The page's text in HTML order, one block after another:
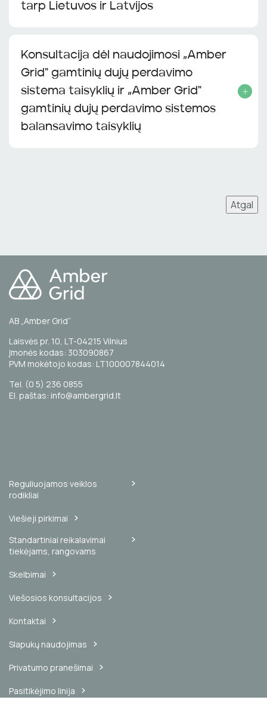
tarp Lietuvos ir Latvijos
Konsultacija dėl naudojimosi „Amber
Grid" gamtinių dujų perdavimo
sistema taisyklių ir „Amber Grid"
gamtinių dujų perdavimo sistemos
balansavimo taisyklių
Atgal
AB „Amber Grid“
Laisvės pr. 10, LT-04215 Vilnius
Įmonės kodas: 303090867
PVM mokėtojo kodas: LT100007844014
Tel. (0 5) 236 0855
El. paštas: info@ambergrid.lt
Reguliuojamos veiklos
rodikliai
Viešieji pirkimai
Standartiniai reikalavimai
tiekėjams, rangovams
Skelbimai
Viešosios konsultacijos
Kontaktai
Slapukų naudojimas
Privatumo pranešimai
Pasitikėjimo linija